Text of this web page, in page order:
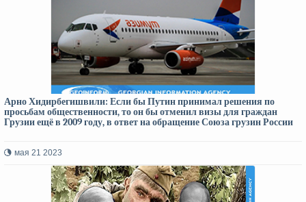
Арно Хидирбегишвили: Если бы Путин принимал решения по
просьбам общественности, то он бы отменил визы для граждан
Грузии ещё в 2009 году, в ответ на обращение Союза грузин России
мая 21 2023